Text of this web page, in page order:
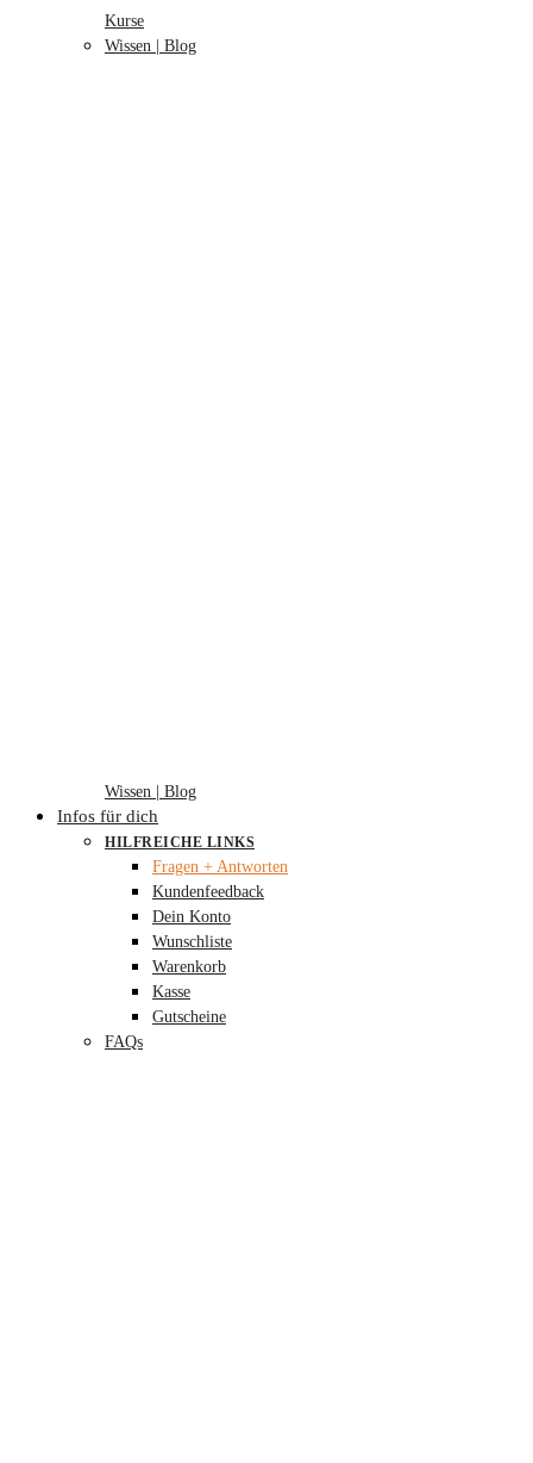
Kurse
Wissen | Blog
Wissen | Blog
Infos für dich
HILFREICHE LINKS
Fragen + Antworten
Kundenfeedback
Dein Konto
Wunschliste
Warenkorb
Kasse
Gutscheine
FAQs